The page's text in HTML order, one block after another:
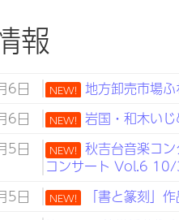
報
6日 NEW! 地方卸売市場
6日
NEW! 岩国・和木い
5日
NEW! 秋吉台音楽コ
コンサート Vol.6
5日
NEW!
「書と篆刻